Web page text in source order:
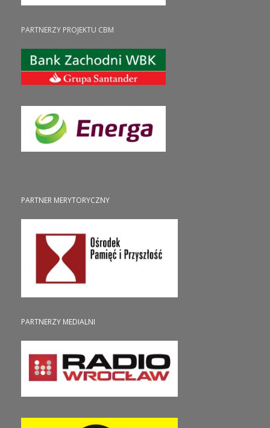
PARTNERZY PROJEKTU CBM
PARTNER MERYTORYCZNY
PARTNERZY MEDIALNI